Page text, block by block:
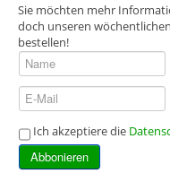
Sie möchten mehr
doch unseren
bestellen!
Ich akzeptiere die
Abbonieren